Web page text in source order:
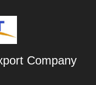
Company